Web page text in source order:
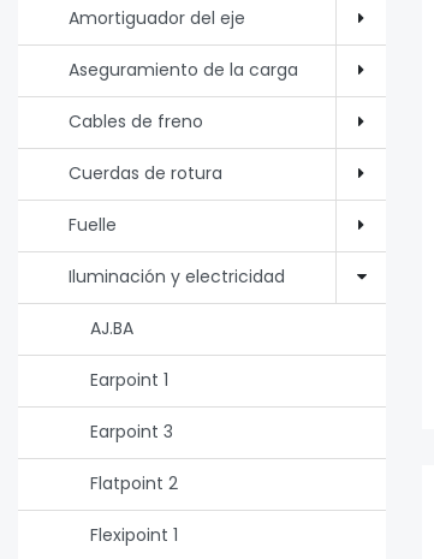
Amortiguador del eje
Aseguramiento de la carga
Cables de freno
Cuerdas de rotura
Fuelle
Iluminación y electricidad
AJ.BA
Earpoint 1
Earpoint 3
Flatpoint 2
Flexipoint 1